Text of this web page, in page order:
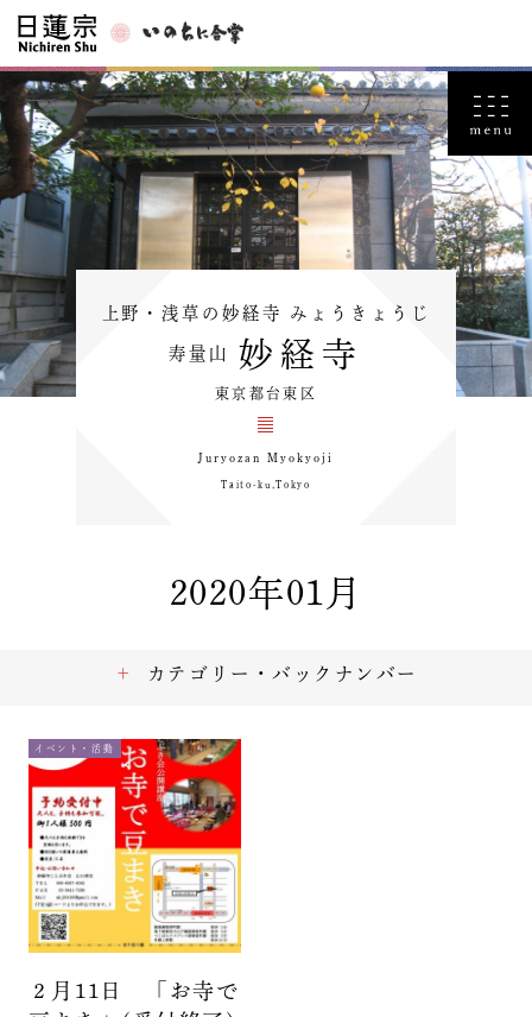
上野・浅草の妙経寺 みょうきょうじ
寿量山 妙経寺
東京都台東区
Juryozan Myokyoji
Taito-ku,Tokyo
2020年01月
イベント・活動
２月11日 「お寺で
カテゴリー・バックナンバー